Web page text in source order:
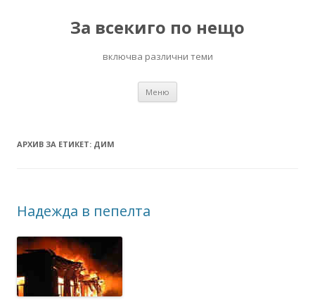
За всекиго по нещо
включва различни теми
Меню
АРХИВ ЗА ЕТИКЕТ: ДИМ
Надежда в пепелта